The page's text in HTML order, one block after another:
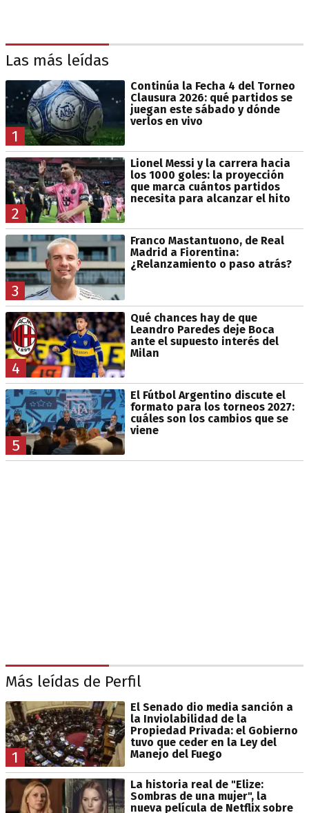
Las más leídas
1
Continúa la Fecha 4 del Torneo
Clausura 2026: qué partidos se
juegan este sábado y dónde
verlos en vivo
2
Lionel Messi y la carrera hacia
los 1000 goles: la proyección
que marca cuántos partidos
necesita para alcanzar el hito
3
Franco Mastantuono, de Real
Madrid a Fiorentina:
¿Relanzamiento o paso atrás?
4
Qué chances hay de que
Leandro Paredes deje Boca
ante el supuesto interés del
Milan
5
El Fútbol Argentino discute el
formato para los torneos 2027:
cuáles son los cambios que se
viene
Más leídas de Perfil
1
El Senado dio media sanción a
la Inviolabilidad de la
Propiedad Privada: el Gobierno
tuvo que ceder en la Ley del
Manejo del Fuego
La historia real de "Elize:
Sombras de una mujer", la
nueva película de Netflix sobre